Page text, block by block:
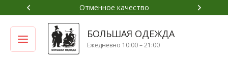
Отменное качество
БОЛЬШАЯ ОДЕЖДА
Ежедневно 10:00 – 21:00